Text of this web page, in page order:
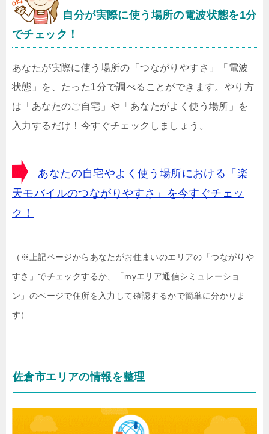
自分が実際に使う場所の電波状態を1分
でチェック！
あなたが実際に使う場所の「つながりやすさ」「電波
状態」を、たった1分で調べることができます。やり方
は「あなたのご自宅」や「あなたがよく使う場所」を
入力するだけ！今すぐチェックしましょう。
あなたの自宅やよく使う場所における「楽
天モバイルのつながりやすさ」を今すぐチェッ
ク！
（※上記ページからあなたがお住まいのエリアの「つながりや
すさ」でチェックするか、「myエリア通信シミュレーショ
ン」のページで住所を入力して確認するかで簡単に分かりま
す）
佐倉市エリアの情報を整理